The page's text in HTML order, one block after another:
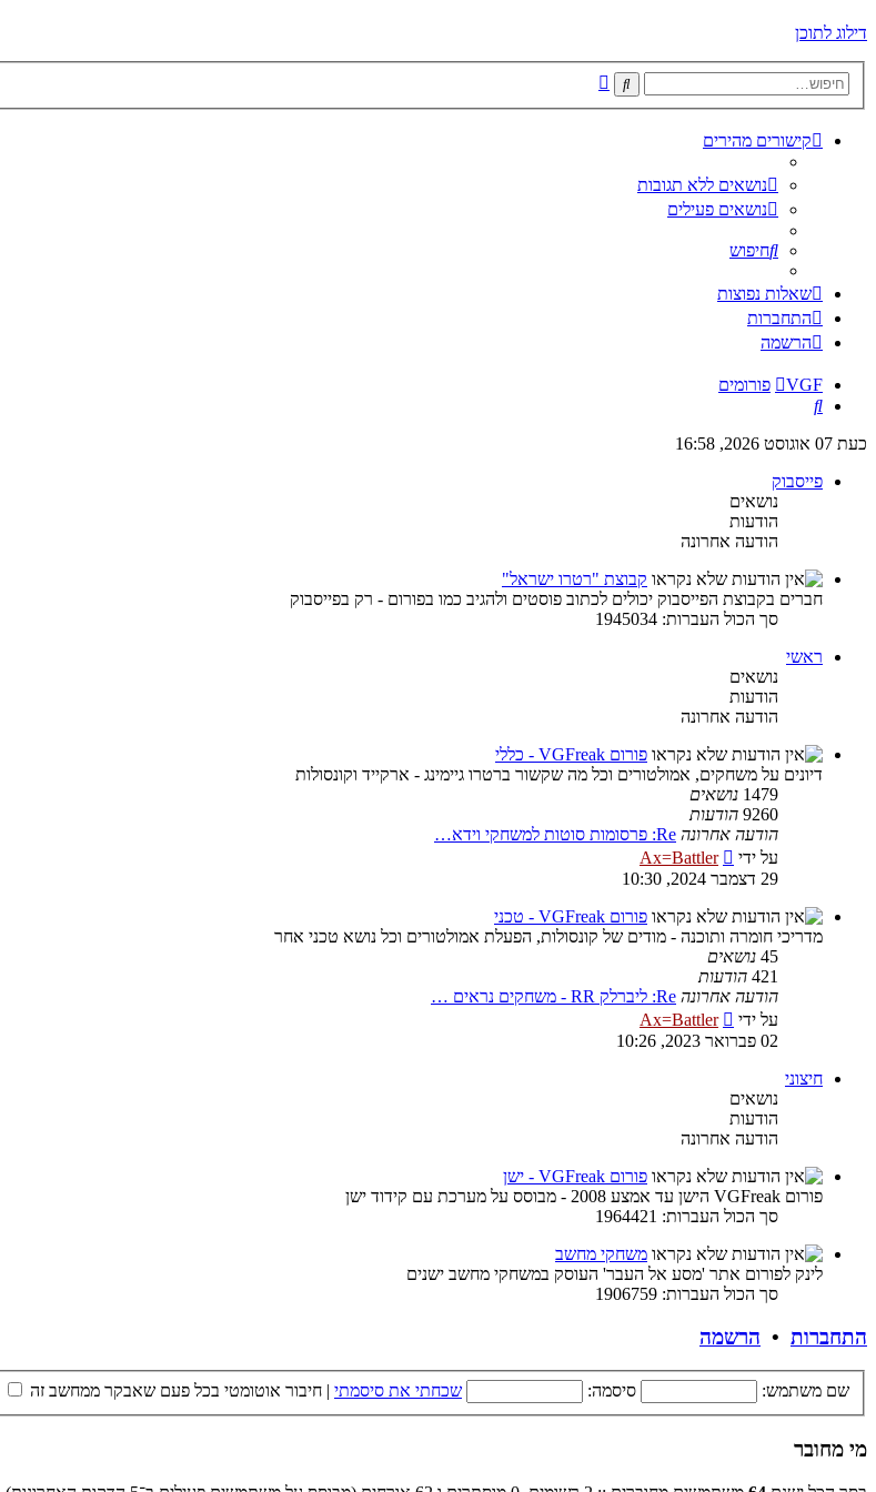
דילוג לתוכן
חיפוש
קישורים מהירים
נושאים ללא תגובות
נושאים פעילים
חיפוש
שאלות נפוצות
התחברות
הרשמה
VGF
פורומים
חיפוש
כעת 07 אוגוסט 2026, 16:58
פייסבוק
נושאים
הודעות
הודעה אחרונה
קבוצת "רטרו ישראל"
חברים בקבוצת הפייסבוק יכולים לכתוב פוסטים ולהגיב כמו בפורום - רק בפייסבוק
סך הכול העברות: 1945034
ראשי
נושאים
הודעות
הודעה אחרונה
פורום VGFreak - כללי
דיונים על משחקים, אמולטורים וכל מה שקשור ברטרו גיימינג - ארקייד וקונסולות
1479 נושאים
9260 הודעות
הודעה אחרונה Re: פרסומות סוטות למשחקי וידא…
על ידי
Ax=Battler
בהודעה
29 דצמבר 2024, 10:30
פורום VGFreak - טכני
מדריכי חומרה ותוכנה - מודים של קונסולות, הפעלת אמולטורים וכל נושא טכני אחר
45 נושאים
421 הודעות
הודעה אחרונה Re: ליברלק RR - משחקים נראים …
על ידי
Ax=Battler
בהודעה
02 פברואר 2023, 10:26
חיצוני
נושאים
הודעות
הודעה אחרונה
פורום VGFreak - ישן
פורום VGFreak הישן עד אמצע 2008 - מבוסס על מערכת עם קידוד ישן
סך הכול העברות: 1964421
משחקי מחשב
לינק לפורום אתר 'מסע אל העבר' העוסק במשחקי מחשב ישנים
סך הכול העברות: 1906759
התחברות • הרשמה
שם משתמש: סיסמה: שכחתי את סיסמתי | חיבור אוטומטי בכל פעם שאבקר ממחשב זה
מי מחובר